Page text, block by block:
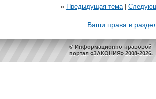
« Предыдущая тема|
Ваши права в
© Информационно-правовой
портал «ЗАКОНИЯ» 2008-2026.